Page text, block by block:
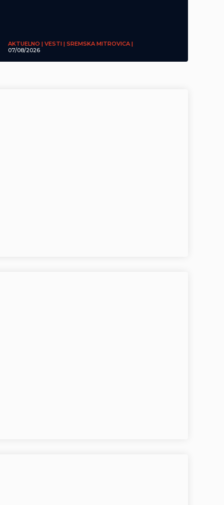
AKTUELNO | VESTI | SREMSKA MITROVICA |
07/08/2026